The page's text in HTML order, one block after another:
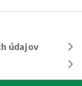
údajov